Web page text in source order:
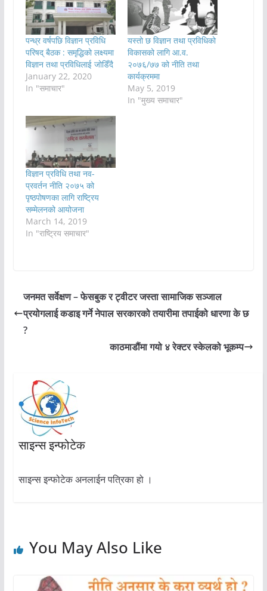
पन्ध्र वर्षपछि विज्ञान प्रविधि
परिषद् बैठक : समृद्धिको लक्ष्यमा
विज्ञान तथा प्रविधिलाई जोडिँदै
January 22, 2020
In "समाचार"
यस्तो छ विज्ञान तथा प्रविधिको
विकासको लागि आ.व.
२०७६/७७ को नीति तथा
कार्यक्रममा
May 5, 2019
In "मुख्य समाचार"
विज्ञान प्रविधि तथा नव-
प्रवर्तन नीति २०७५ को
पृष्ठपोषणका लागि राष्ट्रिय
सम्मेलनको आयोजना
March 14, 2019
In "राष्ट्रिय समाचार"
जनमत सर्वेक्षण – फेसबुक र ट्वीटर जस्ता सामाजिक सञ्जाल
प्रयोगलाई कडाइ गर्ने नेपाल सरकारको तयारीमा तपाईको धारणा के छ
?
काठमाडौंमा गयो ४ रेक्टर स्केलको भूकम्प
साइन्स इन्फोटेक
साइन्स इन्फोटेक अनलाईन पत्रिका हो ।
You May Also Like